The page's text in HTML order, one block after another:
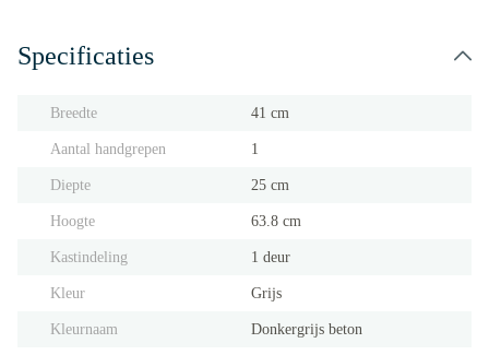
Specificaties
Breedte 41 cm
Aantal handgrepen 1
Diepte 25 cm
Hoogte 63.8 cm
Kastindeling 1 deur
Kleur Grijs
Kleurnaam Donkergrijs beton